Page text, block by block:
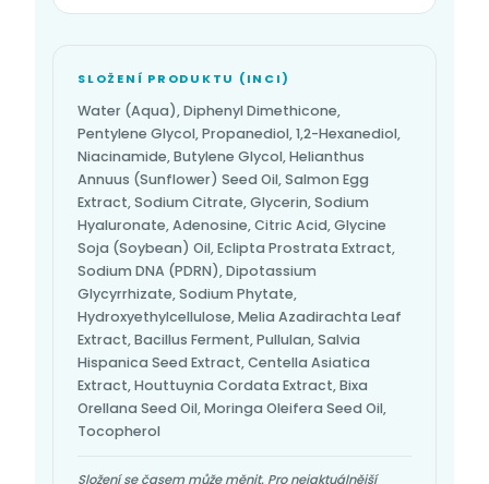
SLOŽENÍ PRODUKTU (INCI)
Water (Aqua), Diphenyl Dimethicone,
Pentylene Glycol, Propanediol, 1,2-Hexanediol,
Niacinamide, Butylene Glycol, Helianthus
Annuus (Sunflower) Seed Oil, Salmon Egg
Extract, Sodium Citrate, Glycerin, Sodium
Hyaluronate, Adenosine, Citric Acid, Glycine
Soja (Soybean) Oil, Eclipta Prostrata Extract,
Sodium DNA (PDRN), Dipotassium
Glycyrrhizate, Sodium Phytate,
Hydroxyethylcellulose, Melia Azadirachta Leaf
Extract, Bacillus Ferment, Pullulan, Salvia
Hispanica Seed Extract, Centella Asiatica
Extract, Houttuynia Cordata Extract, Bixa
Orellana Seed Oil, Moringa Oleifera Seed Oil,
Tocopherol
Složení se časem může měnit. Pro nejaktuálnější